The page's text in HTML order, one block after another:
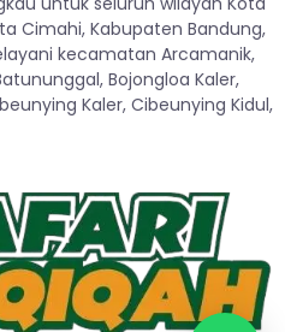
Cimahi, Kabupaten Bandung,
kecamatan Arcamanik,
Bojongloa Kaler,
Kaler, Cibeunying Kidul,